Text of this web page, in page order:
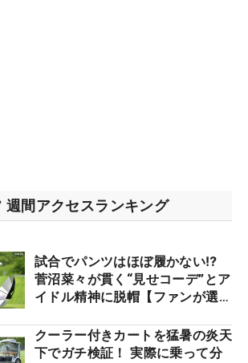
週間アクセスランキング
試合でパンツはほぼ履かない⁉
菅沼菜々が貫く“見せコーデ”とア
イドル精神に脱帽【ファンが選ぶ
クーラー付きカートを猛暑の炎天
下でガチ検証！ 実際に乗って分